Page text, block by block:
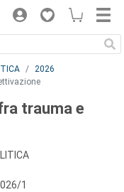
2026
trauma e
1